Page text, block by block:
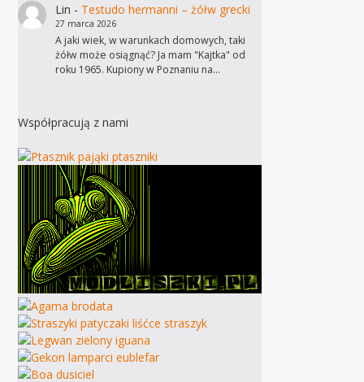
Lin - Testudo hermanni – żółw grecki
27 marca 2026
A jaki wiek, w warunkach domowych, taki
żółw może osiągnąć? Ja mam "Kajtka" od
roku 1965. Kupiony w Poznaniu na…
Współpracują z nami